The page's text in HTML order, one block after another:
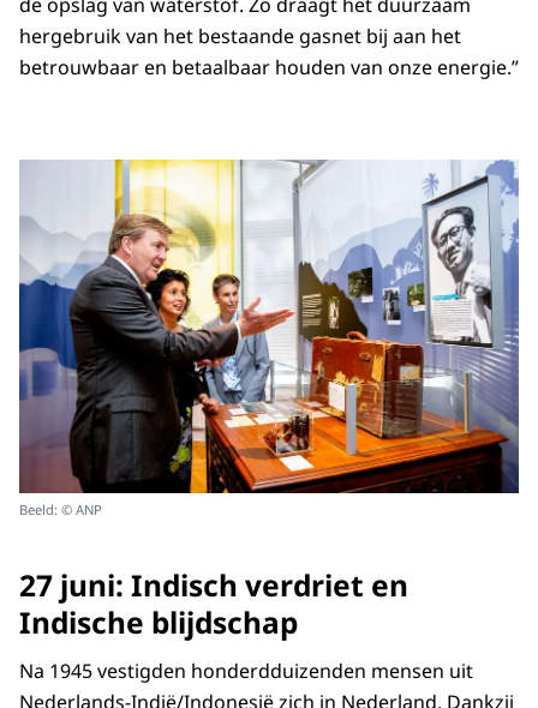
hergebruik van het bestaande gasnet bij aan het
betrouwbaar en betaalbaar houden van onze energie.”
Beeld: © ANP
27 juni: Indisch verdriet en
Indische blijdschap
Na 1945 vestigden honderdduizenden mensen uit
Nederlands-Indië/Indonesië zich in Nederland. Dankzij